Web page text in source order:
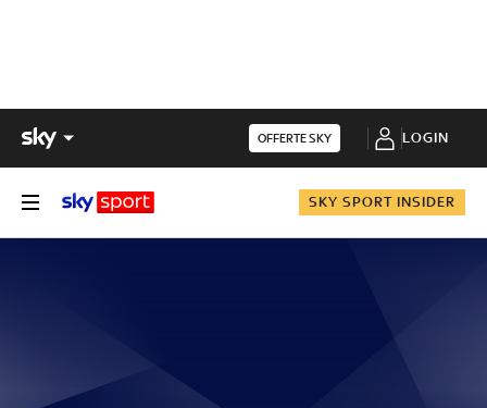
OFFERTE SKY LOGIN
SKY SPORT INSIDER